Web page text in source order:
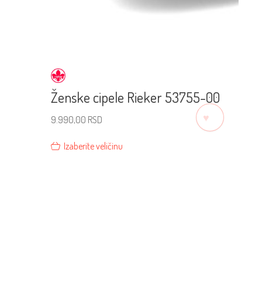
Ženske cipele Rieker 53755-00
9.990,00 RSD
Izaberite veličinu